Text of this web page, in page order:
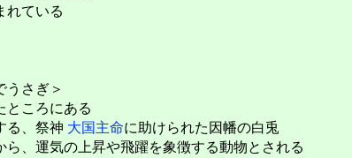
れている
さぎ＞
ころにある
る、祭神 大国主命に助けられた因幡の白兎
、運気の上昇や飛躍を象徴する動物とされる